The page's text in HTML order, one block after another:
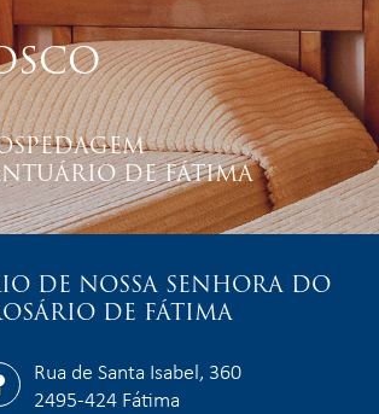
DE FÁTIMA
DE NOSSA SENHORA DO
DE FÁTIMA
Rua de Santa Isabel, 360
2495-424 Fátima